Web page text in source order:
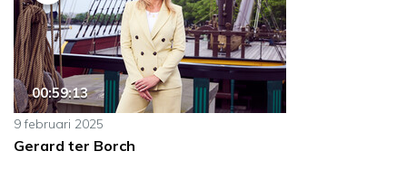
00:59:13
9 februari 2025
Gerard ter Borch